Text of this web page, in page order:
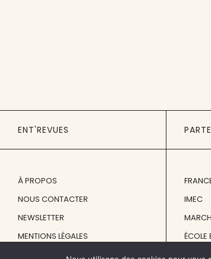
ENT'REVUES
À PROPOS
NOUS CONTACTER
NEWSLETTER
MENTIONS LÉGALES
IMEC
ÉCOLE